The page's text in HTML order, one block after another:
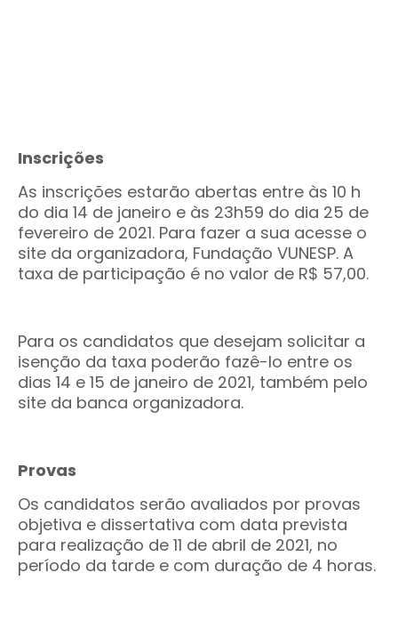
Inscrições
As inscrições estarão abertas entre às 10 h
do dia 14 de janeiro e às 23h59 do dia 25 de
fevereiro de 2021. Para fazer a sua acesse o
site da organizadora, Fundação VUNESP. A
taxa de participação é no valor de R$ 57,00.
Para os candidatos que desejam solicitar a
isenção da taxa poderão fazê-lo entre os
dias 14 e 15 de janeiro de 2021, também pelo
site da banca organizadora.
Provas
Os candidatos serão avaliados por provas
objetiva e dissertativa com data prevista
para realização de 11 de abril de 2021, no
período da tarde e com duração de 4 horas.